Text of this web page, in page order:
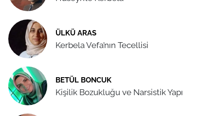
ÜLKÜ ARAS
Kerbela Vefa’nın Tecellisi
BETÜL BONCUK
Kişilik Bozukluğu ve Narsistik Yapı